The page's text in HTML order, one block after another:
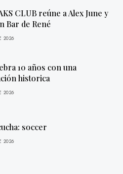
CLUB reúne a Alex June y
Bar de René
2026
10 años con una
historica
2026
soccer
2026